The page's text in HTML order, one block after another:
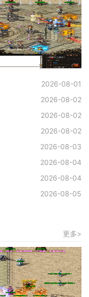
2026-08-01
2026-08-02
2026-08-02
2026-08-02
2026-08-03
2026-08-04
2026-08-04
2026-08-05
更多>